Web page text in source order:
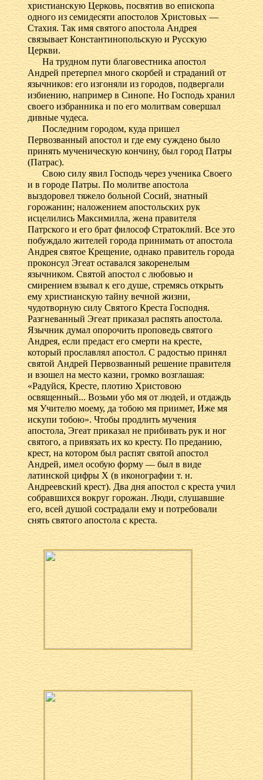
христианскую Церковь, посвятив во епископа
одного из семидесяти апостолов Христовых —
Стахия. Так имя святого апостола Андрея
связывает Константинопольскую и Русскую
Церкви.
На трудном пути благовестника апостол
Андрей претерпел много скорбей и страданий от
язычников: его изгоняли из городов, подвергали
избиению, например в Синопе. Но Господь хранил
своего избранника и по его молитвам совершал
дивные чудеса.
Последним городом, куда пришел
Первозванный апостол и где ему суждено было
принять мученическую кончину, был город Патры
(Патрас).
Свою силу явил Господь через ученика Своего
и в городе Патры. По молитве апостола
выздоровел тяжело больной Сосий, знатный
горожанин; наложением апостольских рук
исцелились Максимилла, жена правителя
Патрского и его брат философ Стратоклий. Все это
побуждало жителей города принимать от апостола
Андрея святое Крещение, однако правитель города
проконсул Эгеат оставался закоренелым
язычником. Святой апостол с любовью и
смирением взывал к его душе, стремясь открыть
ему христианскую тайну вечной жизни,
чудотворную силу Святого Креста Господня.
Разгневанный Эгеат приказал распять апостола.
Язычник думал опорочить проповедь святого
Андрея, если предаст его смерти на кресте,
который прославлял апостол. С радостью принял
святой Андрей Первозванный решение правителя
и взошел на место казни, громко возглашая:
«Радуйся, Кресте, плотию Христовою
освященный... Возьми убо мя от людей, и отдаждь
мя Учителю моему, да тобою мя приимет, Иже мя
искупи тобою». Чтобы продлить мучения
апостола, Эгеат приказал не прибивать рук и ног
святого, а привязать их ко кресту. По преданию,
крест, на котором был распят святой апостол
Андрей, имел особую форму — был в виде
латинской цифры X (в иконографии т. н.
Андреевский крест). Два дня апостол с креста учил
собравшихся вокруг горожан. Люди, слушавшие
его, всей душой сострадали ему и потребовали
снять святого апостола с креста.